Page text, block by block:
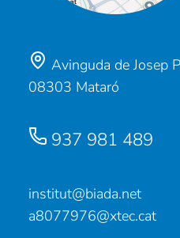
Avinguda de Josep
08303 Mataró
937 981 489
institut@biada.net
a8077976@xtec.cat